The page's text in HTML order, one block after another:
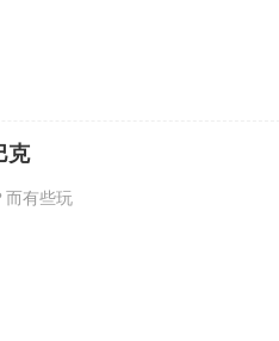
克
而有些玩